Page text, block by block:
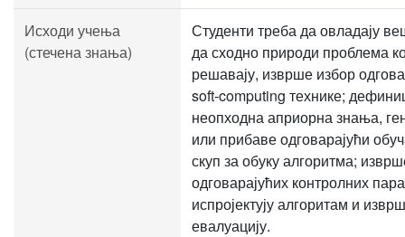
Исходи учења
(стечена знања)
Студенти треба да овладају
да сходно природи проблема
решавају, изврше избор
soft-computing технике;
неопходна априорна знања,
или прибаве одговарајући
скуп за обуку алгоритма;
одговарајућих контролних
испројектују алгоритам и
евалуацију.